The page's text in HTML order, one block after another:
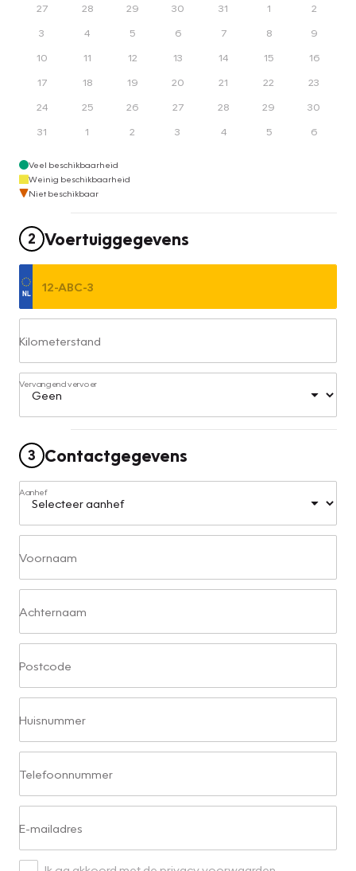
27
28 29 30 31 1
2
3
4 5 6 7 8
9
10
11 12 13 14 15
16
17
18 19 20 21 22
23
24
25 26 27 28 29
30
31
1 2 3 4 5 6
Veel beschikbaarheid
Weinig beschikbaarheid
Niet beschikbaar
2 Voertuiggegevens
Kilometerstand
Vervangend vervoer
3 Contactgegevens
Aanhef
Voornaam
Achternaam
Postcode
Huisnummer
Telefoonnummer
E-mailadres